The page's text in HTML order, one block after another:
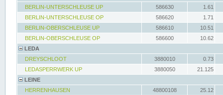
BERLIN-UNTERSCHLEUSE UP
586630
1.61
BERLIN-UNTERSCHLEUSE OP
586620
1.71
BERLIN-OBERSCHLEUSE UP
586610
10.51
BERLIN-OBERSCHLEUSE OP
586600
10.62
LEDA
DREYSCHLOOT
3880010
0.73
LEDASPERRWERK UP
3880050
21.125
LEINE
HERRENHAUSEN
48800108
25.12